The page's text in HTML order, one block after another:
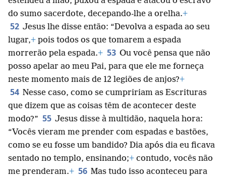
do sumo sacerdote, decepando-lhe a orelha.+
52 Jesus lhe disse então: “Devolva a espada ao seu
lugar,+ pois todos os que tomarem a espada
morrerão pela espada.+ 53 Ou você pensa que não
posso apelar ao meu Pai, para que ele me forneça
neste momento mais de 12 legiões de anjos?+
54 Nesse caso, como se cumpririam as Escrituras
que dizem que as coisas têm de acontecer deste
modo?” 55 Jesus disse à multidão, naquela hora:
“Vocês vieram me prender com espadas e bastões,
como se eu fosse um bandido? Dia após dia eu ficava
sentado no templo, ensinando;+ contudo, vocês não
me prenderam.+ 56 Mas tudo isso aconteceu para